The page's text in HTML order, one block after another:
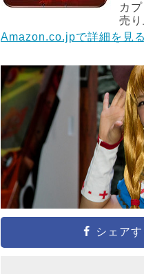
カ
売
Amazon.co.jpで詳細を見る
シェアす